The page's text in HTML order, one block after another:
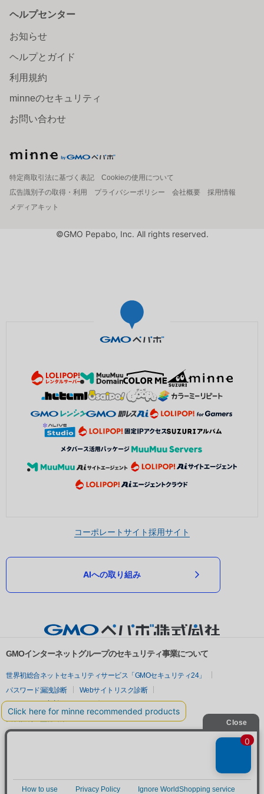
ヘルプセンター
お知らせ
ヘルプとガイド
利用規約
minneのセキュリティ
お問い合わせ
特定商取引法に基づく表記
Cookieの使用について
広告識別子の取得・利用
プライバシーポリシー 会社概要
採用情報
メディアキット
©GMO Pepabo, Inc. All rights reserved.
コーポレートサイト採用サイト
AIへの取り組み
GMOインターネットグループのセキュリティ事業について
世界初総合ネットセキュリティサービス「GMOセキュリティ24」
パスワード漏洩診断
Webサイトリスク診断
セキュリティ相談AIチャットボット
実在証明・盗聴対策
サイバー攻撃対策（GMOサイバーセキュリティ byイエラエ）